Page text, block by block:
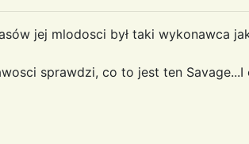
jej mlodosci był taki wykonawca
sprawdzi, co to jest ten